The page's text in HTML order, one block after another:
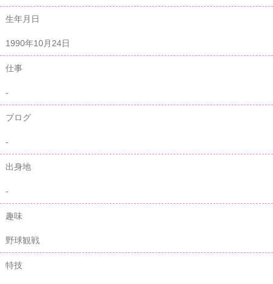
生年月日
1990年10月24日
仕事
-
ブログ
-
出身地
-
趣味
野球観戦
特技